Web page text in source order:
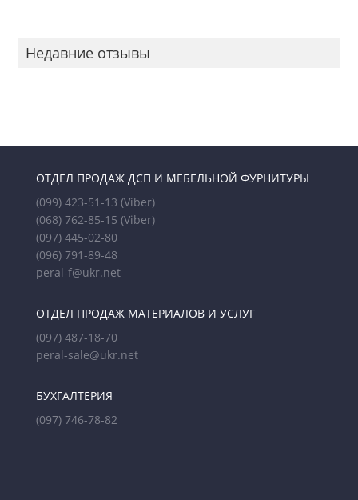
Недавние отзывы
ОТДЕЛ ПРОДАЖ ДСП И МЕБЕЛЬНОЙ ФУРНИТУРЫ
(099) 423-51-13 (Viber)
(068) 762-85-15 (Viber)
(097) 445-02-80
(096) 791-89-48
peral-f@ukr.net
ОТДЕЛ ПРОДАЖ МАТЕРИАЛОВ И УСЛУГ
(097) 487-18-70
peral-sale@ukr.net
БУХГАЛТЕРИЯ
(097) 746-78-82